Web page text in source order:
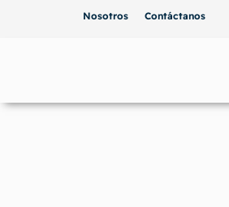
Nosotros Contáctanos